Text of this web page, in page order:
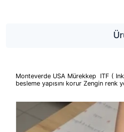
Monteverde USA Mürekkep ITF (
besleme yapısını korur Zengin renk